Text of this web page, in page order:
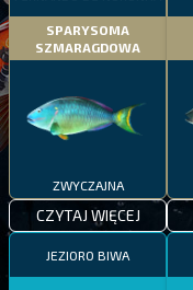
SPARYSOMA
SZMARAGDOWA
ZWYCZAJNA
CZYTAJ WIĘCEJ
JEZIORO BIWA